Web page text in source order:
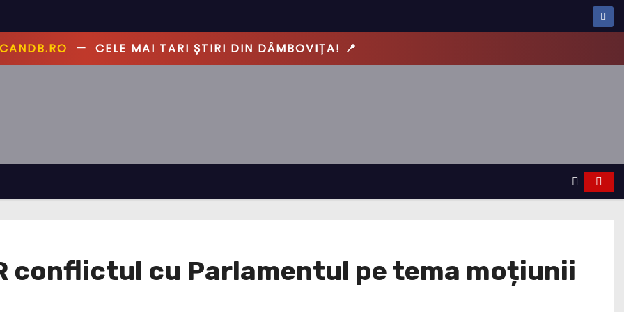
—PRIMUL CU ȘTIREA, PRIMUL CU ADEVĂRUL! 💡
conflictul cu Parlamentul pe tema moțiunii